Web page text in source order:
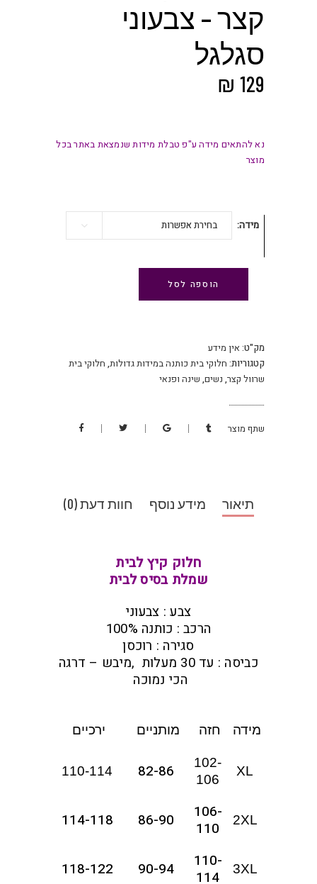
קצר – צבעוני
סגלגל
₪ 129
נא להתאים מידה ע"פ טבלת מידות שנמצאת באתר בכל
מוצר
מידה בחירת אפשרות
הוספה לסל
מק"ט: אין מידע
קטגוריות: חלוקי בית כותנה במידות גדולות, חלוקי בית
שרוול קצר, נשים, שינה ופנאי
שתף מוצר
תיאור מידע נוסף חוות דעת (0)
חלוק קיץ לבית
שמלת בסיס לבית
צבע : צבעוני
הרכב : כותנה 100%
סגירה : רוכסן
כביסה : עד 30 מעלות ,מיבש – דרגה
הכי נמוכה
מידה חזה מותניים ירכיים
XL
102-
106
82-86
110-114
2XL
106-
110
86-90
114-118
3XL
110-
114
90-94
118-122